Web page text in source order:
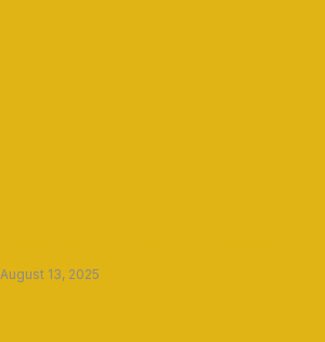
August 13, 2025